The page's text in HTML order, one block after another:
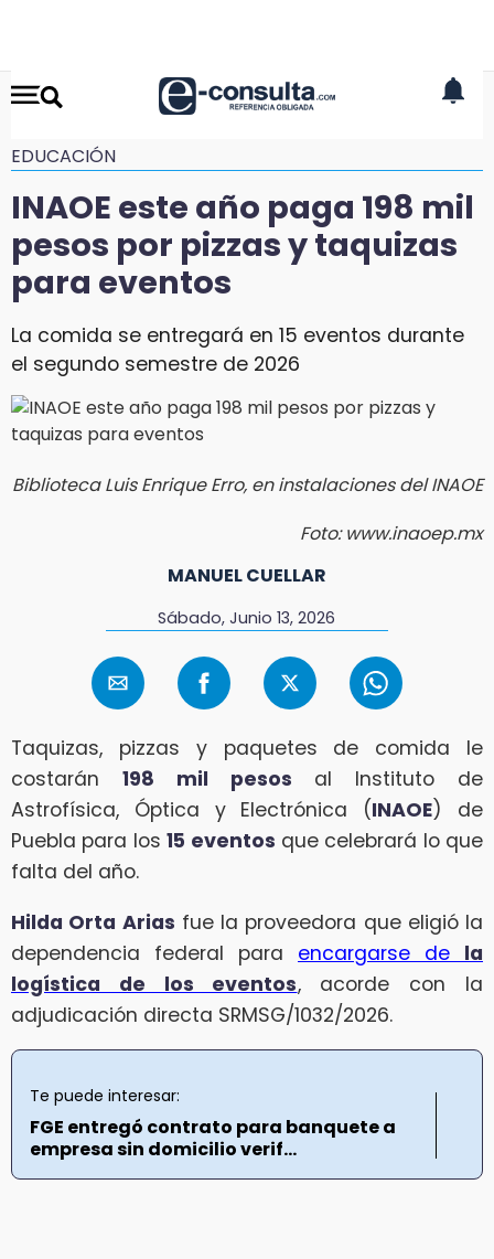
EDUCACIÓN
INAOE este año paga 198 mil
pesos por pizzas y taquizas
para eventos
La comida se entregará en 15 eventos durante
el segundo semestre de 2026
Biblioteca Luis Enrique Erro, en instalaciones del INAOE
Foto: www.inaoep.mx
MANUEL CUELLAR
Sábado, Junio 13, 2026
Taquizas, pizzas y paquetes de comida le
costarán 198 mil pesos al Instituto de
Astrofísica, Óptica y Electrónica (INAOE) de
Puebla para los15 eventos que celebrará lo que
falta del año.
Hilda Orta Arias fue la proveedora que eligió la
dependencia federal para encargarse de la
logística de los eventos, acorde con la
adjudicación directa SRMSG/1032/2026.
Te puede interesar:
FGE entregó contrato para banquete a
empresa sin domicilio verif...